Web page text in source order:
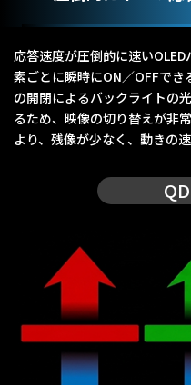
応答速度が圧倒的に速い
素ごとに瞬時にON／OFFで
の開閉によるバックライトの
るため、映像の切り替えが非
より、残像が少なく、動きの